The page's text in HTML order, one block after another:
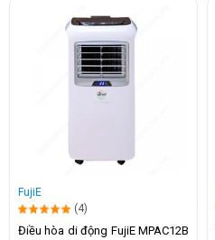
FujiE
(4)
Điều hòa di động FujiE MPAC12B